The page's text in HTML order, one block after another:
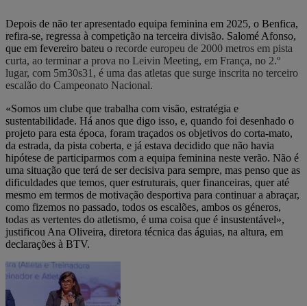
Depois de não ter apresentado equipa feminina em 2025, o Benfica,
refira-se, regressa à competição na terceira divisão. Salomé Afonso,
que em fevereiro bateu o recorde europeu de 2000 metros em pista
curta, ao terminar a prova no Leivin Meeting, em França, no 2.º
lugar, com 5m30s31, é uma das atletas que surge inscrita no terceiro
escalão do Campeonato Nacional.
«Somos um clube que trabalha com visão, estratégia e
sustentabilidade. Há anos que digo isso, e, quando foi desenhado o
projeto para esta época, foram traçados os objetivos do corta-mato,
da estrada, da pista coberta, e já estava decidido que não havia
hipótese de participarmos com a equipa feminina neste verão. Não é
uma situação que terá de ser decisiva para sempre, mas penso que as
dificuldades que temos, quer estruturais, quer financeiras, quer até
mesmo em termos de motivação desportiva para continuar a abraçar,
como fizemos no passado, todos os escalões, ambos os géneros,
todas as vertentes do atletismo, é uma coisa que é insustentável»,
justificou Ana Oliveira, diretora técnica das águias, na altura, em
declarações à BTV.